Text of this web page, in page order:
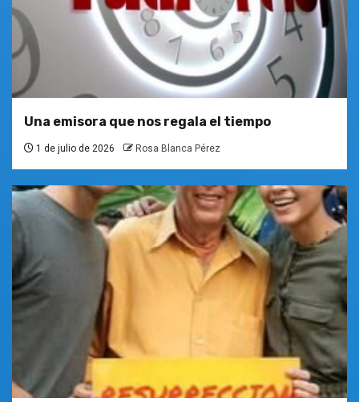
Una emisora que nos regala el tiempo
1 de julio de 2026 Rosa Blanca Pérez